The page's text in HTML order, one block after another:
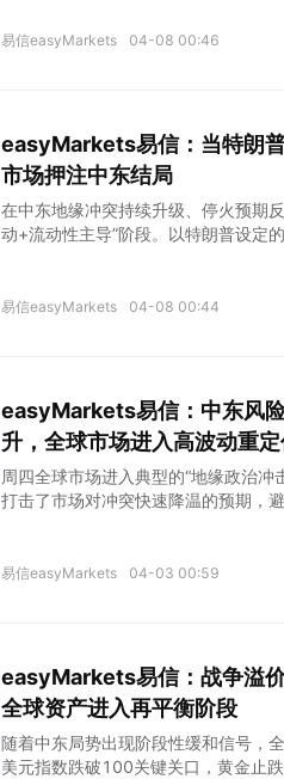
易信easyMarkets 04-08 00:46
easyMarkets易信：当特朗
市场押注中东结局
在中东地缘冲突持续升级、停火预期
动+流动性主导”阶段。以特朗普设定
易信easyMarkets 04-08 00:44
easyMarkets易信：中东风
升，全球市场进入高波动重
周四全球市场进入典型的“地缘政治
打击了市场对冲突快速降温的预期，
易信easyMarkets 04-03 00:59
easyMarkets易信：战争溢
全球资产进入再平衡阶段
随着中东局势出现阶段性缓和信号，
美元指数跌破100关键关口，黄金止